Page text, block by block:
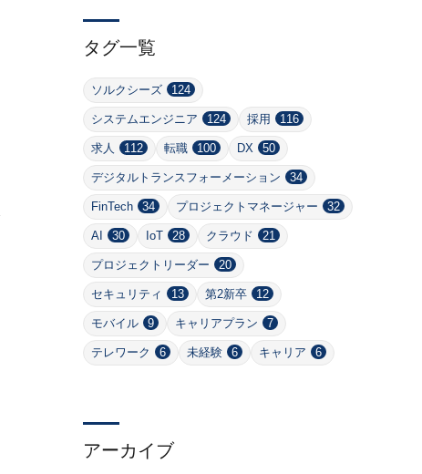
タグ一覧
ソルクシーズ 124
システムエンジニア 124 採用 116
求人 112 転職 100 DX 50
デジタルトランスフォーメーション 34
FinTech 34 プロジェクトマネージャー 32
AI 30 IoT 28 クラウド 21
プロジェクトリーダー 20
セキュリティ 13 第2新卒 12
モバイル 9 キャリアプラン 7
テレワーク 6 未経験 6 キャリア 6
アーカイブ